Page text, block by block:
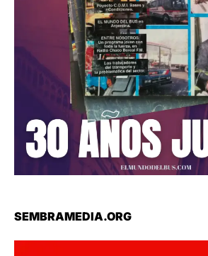
SEMBRAMEDIA.ORG